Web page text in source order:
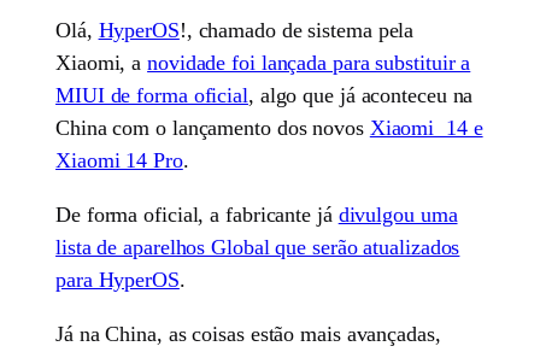
Olá, HyperOS!, chamado de sistema pela
Xiaomi, anovidade foi lançada para substituir a
MIUI de forma oficial, algo que já aconteceu na
China com o lançamento dos novos Xiaomi 14 e
Xiaomi 14 Pro.
De forma oficial, a fabricante já divulgou uma
lista de aparelhos Global que serão atualizados
para HyperOS.
Já na China, as coisas estão mais avançadas,